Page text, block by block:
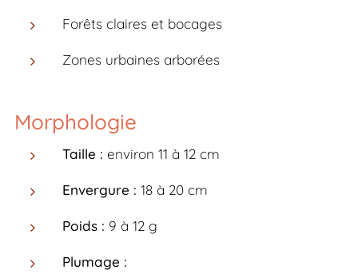
Forêts claires et bocages
Zones urbaines arborées
Morphologie
Taille : environ 11 à 12 cm
Envergure : 18 à 20 cm
Poids : 9 à 12 g
Plumage :